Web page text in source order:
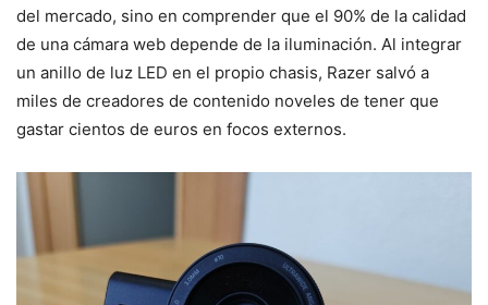
del mercado, sino en comprender que el 90% de la calidad
de una cámara web depende de la iluminación. Al integrar
un anillo de luz LED en el propio chasis, Razer salvó a
miles de creadores de contenido noveles de tener que
gastar cientos de euros en focos externos.